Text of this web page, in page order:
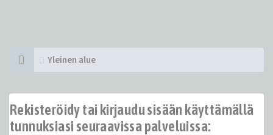
Yleinen alue
Rekisteröidy tai kirjaudu sisään käyttämällä
tunnuksiasi seuraavissa palveluissa: